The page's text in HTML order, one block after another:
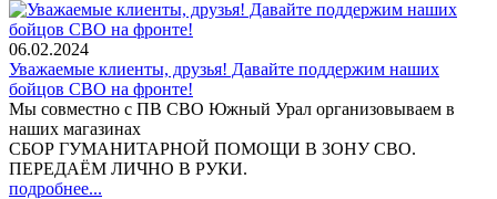
06.02.2024
Уважаемые клиенты, друзья! Давайте поддержим наших
бойцов СВО на фронте!
Мы совместно с ПВ СВО Южный Урал организовываем в
наших магазинах
СБОР ГУМАНИТАРНОЙ ПОМОЩИ В ЗОНУ СВО.
ПЕРЕДАЁМ ЛИЧНО В РУКИ.
подробнее...